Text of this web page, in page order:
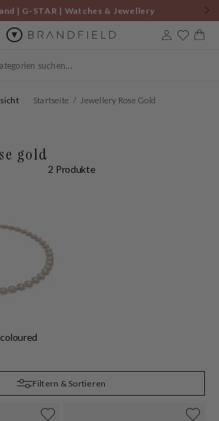
| G-STAR | Watches & Jewellery
Startseite Jewellery Rose Gold
gold
2 Produkte
Filtern & Sortieren